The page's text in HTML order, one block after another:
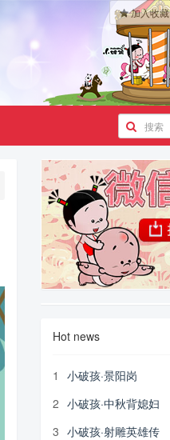
加入收藏
Hot news
1
小破孩·景阳岗
2 小破孩·中秋背媳妇
3 小破孩·射雕英雄传